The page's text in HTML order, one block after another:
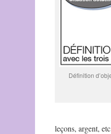
Définition
leçons, argent,